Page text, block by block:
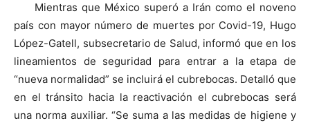
Mientras que México superó a Irán como el noveno
país con mayor número de muertes por Covid-19, Hugo
López-Gatell, subsecretario de Salud, informó que en los
lineamientos de seguridad para entrar a la etapa de
“nueva normalidad” se incluirá el cubrebocas. Detalló que
en el tránsito hacia la reactivación el cubrebocas será
una norma auxiliar. “Se suma a las medidas de higiene y